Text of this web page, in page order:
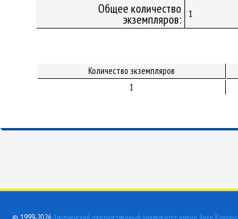
Общее количество
экземпляров: 1
Количество экземпляров
1